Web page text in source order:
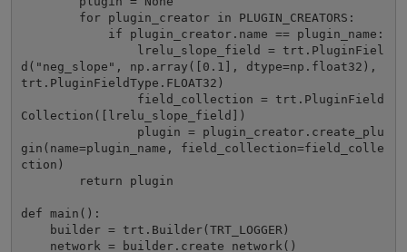
d("neg_slope", np.array([0.1], dtype=np.float32),
trt.PluginFieldType.FLOAT32)
Collection([lrelu_slope_field])
gin(name=plugin_name, field_collection=field_colle
ction)
def main():